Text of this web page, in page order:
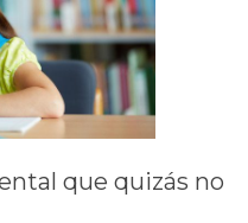
que quizás no